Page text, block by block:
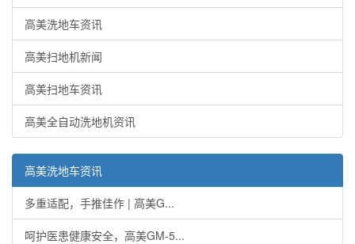
高美洗地车资讯
高美扫地机新闻
高美扫地车资讯
高美全自动洗地机资讯
高美洗地车资讯
多重适配，手推佳作 | 高美G...
呵护医患健康安全，高美GM-5...